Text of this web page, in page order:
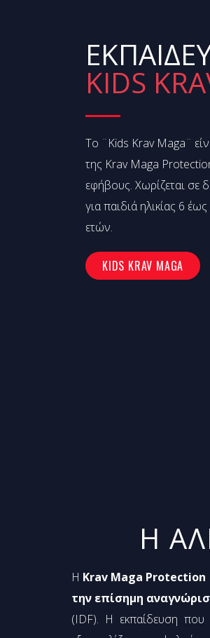
KIDS
Το ¨Kids Krav Maga¨
της Krav Maga
εφήβους. Χωρίζεται σε
για παιδιά ηλικίας 6
ετών.
KIDS KRAV MAGA
Η
Η Krav Maga
την επίσημη
(IDF). Η εκπαίδευση που